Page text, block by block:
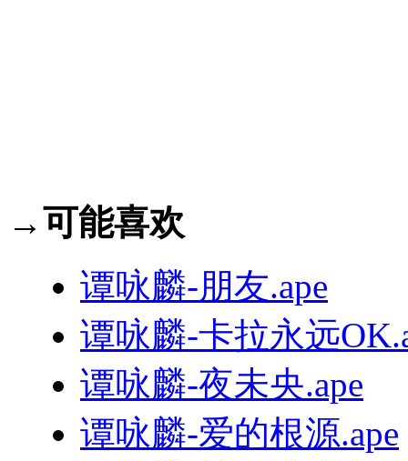
→可能喜欢
谭咏麟-朋友.ape
谭咏麟-卡拉永远
谭咏麟-夜未央.ape
谭咏麟-爱的根源.ape